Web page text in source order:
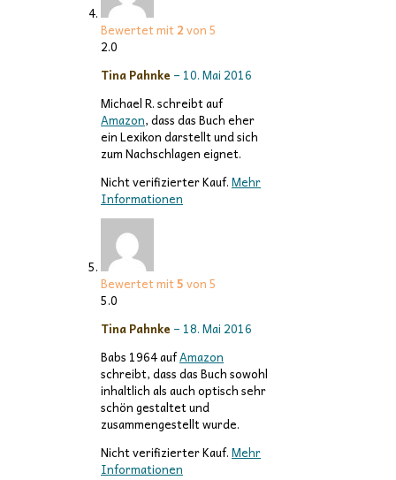
Bewertet mit 2von 5
2.0
Tina Pahnke – 10. Mai 2016
Michael R. schreibt auf
Amazon, dass das Buch eher
ein Lexikon darstellt und sich
zum Nachschlagen eignet.
Nicht verifizierter Kauf.Mehr
Informationen
Bewertet mit5von 5
5.0
Tina Pahnke – 18. Mai 2016
Babs 1964 aufAmazon
schreibt, dass das Buch sowohl
inhaltlich als auch optisch sehr
schön gestaltet und
zusammengestellt wurde.
Nicht verifizierter Kauf.Mehr
Informationen